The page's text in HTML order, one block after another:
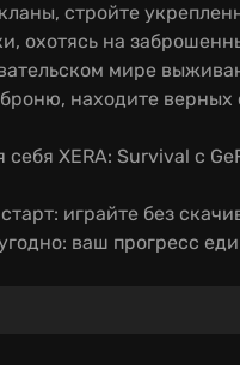
стройте
охотясь на
мире
находите верных
себя XERA: Survival с
играйте без
ваш прогресс